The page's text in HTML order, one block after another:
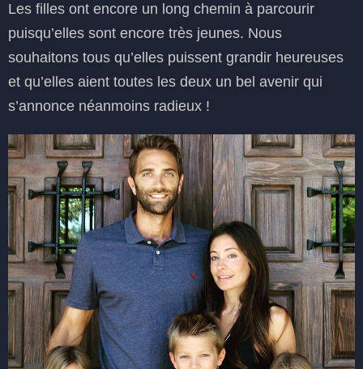
Les filles ont encore un long chemin à parcourir
puisqu’elles sont encore très jeunes. Nous
souhaitons tous qu’elles puissent grandir heureuses
et qu’elles aient toutes les deux un bel avenir qui
s’annonce néanmoins radieux !